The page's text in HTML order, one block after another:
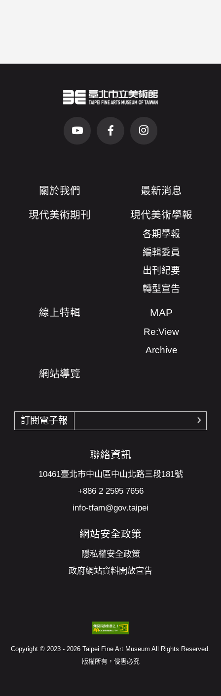
前往Youtube頻道(另開新視窗)
前往Facebook粉絲團(另開新視窗)
前往Instagram粉絲團(另
關於我們 最新消息
現代美術期刊 現代美術學報
各期學報
編輯委員
出刊紀要
轉型宣告
線上特輯 MAP
Re:View
Archive
網站導覽
訂閱電子報
確認
聯絡資訊
10461臺北市中山區中山北路三段181號
+886 2 2595 7656
info-tfam@gov.taipei
網站安全政策
隱私權安全政策
政府網站資料開放宣告
Copyright © 2023 - 2026 Taipei Fine Art Museum All Rights Reserved.
版權所有，侵害必究